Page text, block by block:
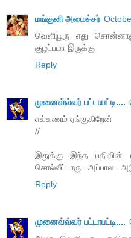
மங்குனி அமைச்சர்
வெளியூரு எது
குழப்பமா இருக்கு
Reply
முனைவ்வ்வர் பட்டாபட்டி....
எக்கணம் ஏங்குகிறேன்
//
இதுக்கு இந்த பதிவின்
சொல்லீட்டாரு.. அப்பால..
Reply
முனைவ்வ்வர் பட்டாபட்டி....